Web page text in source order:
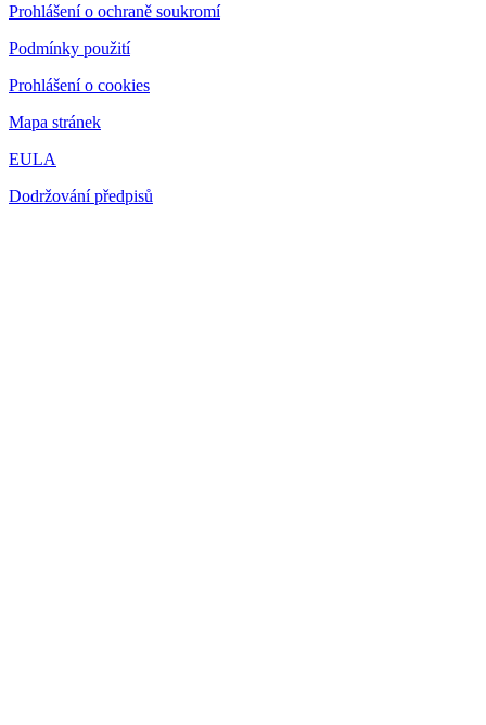
Prohlášení o ochraně soukromí
Podmínky použití
Prohlášení o cookies
Mapa stránek
EULA
Dodržování předpisů